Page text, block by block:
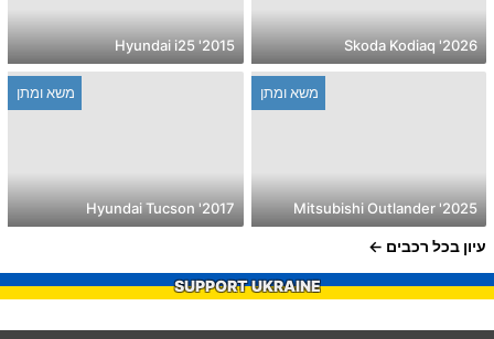
2026' Skoda Kodiaq
2015' Hyundai i25
משא ומתן
2025' Mitsubishi Outlander
משא ומתן
2017' Hyundai Tucson
עיון בכל רכבים
SUPPORT UKRAINE